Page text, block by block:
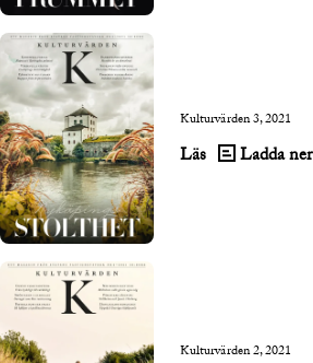
Kulturvärden 3, 2021
Läs Ladda ner
Kulturvärden 2, 2021